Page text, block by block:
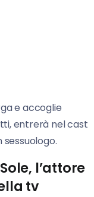
e accoglie
entrerà nel cast
l’attore
tv